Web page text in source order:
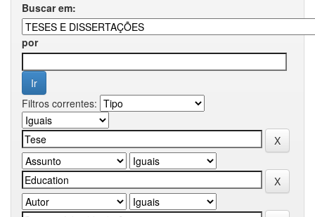
Buscar em:
por
Filtros correntes: